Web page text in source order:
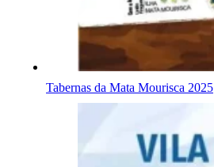
Tabernas da Mata Mourisca 2025